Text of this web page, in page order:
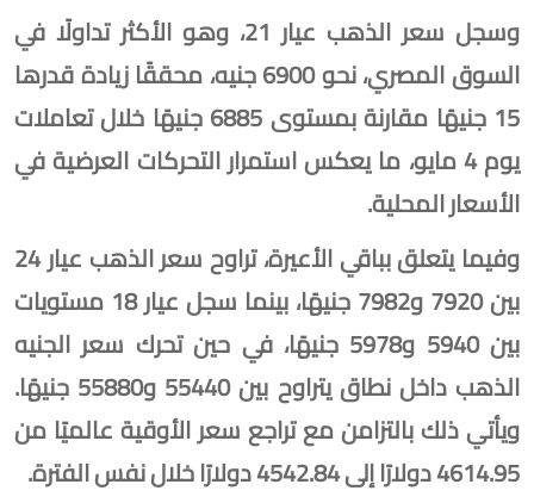
وسجل سعر الذهب عيار 21، وهو الأكثر تداولًا في
السوق المصري، نحو 6900 جنيه، محققًا زيادة قدرها
15 جنيهًا مقارنة بمستوى 6885 جنيهًا خلال تعاملات
يوم 4 مايو، ما يعكس استمرار التحركات العرضية في
الأسعار المحلية.
وفيما يتعلق بباقي الأعيرة، تراوح سعر الذهب عيار 24
بين 7920 و7982 جنيهًا، بينما سجل عيار 18 مستويات
بين 5940 و5978 جنيهًا، في حين تحرك سعر الجنيه
الذهب داخل نطاق يتراوح بين 55440 و55880 جنيهًا.
ويأتي ذلك بالتزامن مع تراجع سعر الأوقية عالميًا من
4614.95 دولارًا إلى 4542.84 دولارًا خلال نفس الفترة.